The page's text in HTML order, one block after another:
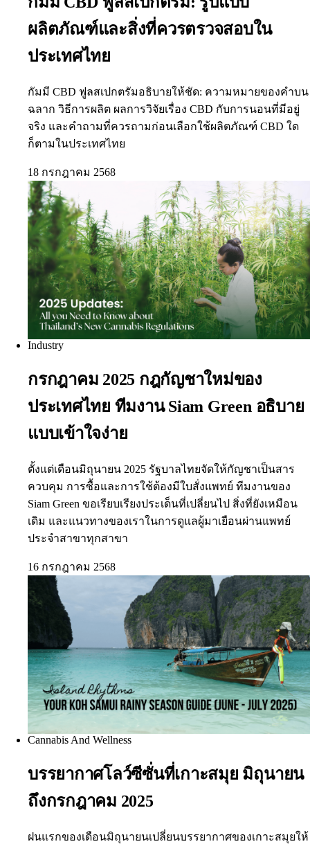
ผลิตภัณฑ์และสิ่งที่ควรตรวจสอบใน
ประเทศไทย
กัมมี CBD ฟูลสเปกตรัมอธิบายให้ชัด: ความหมายของคำบน
ฉลาก วิธีการผลิต ผลการวิจัยเรื่อง CBD กับการนอนที่มีอยู่
จริง และคำถามที่ควรถามก่อนเลือกใช้ผลิตภัณฑ์ CBD ใด
ก็ตามในประเทศไทย
18 กรกฎาคม 2568
Industry
กรกฎาคม 2025 กฎกัญชาใหม่ของ
ประเทศไทย ทีมงาน Siam Green อธิบาย
แบบเข้าใจง่าย
ตั้งแต่เดือนมิถุนายน 2025 รัฐบาลไทยจัดให้กัญชาเป็นสาร
ควบคุม การซื้อและการใช้ต้องมีใบสั่งแพทย์ ทีมงานของ
Siam Green ขอเรียบเรียงประเด็นที่เปลี่ยนไป สิ่งที่ยังเหมือน
เดิม และแนวทางของเราในการดูแลผู้มาเยือนผ่านแพทย์
ประจำสาขาทุกสาขา
16 กรกฎาคม 2568
Cannabis And Wellness
บรรยากาศโลว์ซีซั่นที่เกาะสมุย มิถุนายน
ถึงกรกฎาคม 2025
ฝนแรกของเดือนมิถุนายนเปลี่ยนบรรยากาศของเกาะสมุยให้